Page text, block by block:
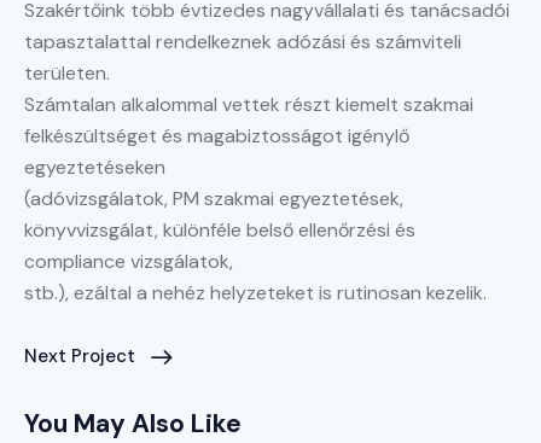
Szakértőink több évtizedes nagyvállalati és tanácsadói
tapasztalattal rendelkeznek adózási és számviteli
területen.
Számtalan alkalommal vettek részt kiemelt szakmai
felkészültséget és magabiztosságot igénylő
egyeztetéseken
(adóvizsgálatok, PM szakmai egyeztetések,
könyvvizsgálat, különféle belső ellenőrzési és
compliance vizsgálatok,
stb.), ezáltal a nehéz helyzeteket is rutinosan kezelik.
Next Project
You May Also Like